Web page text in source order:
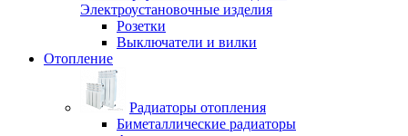
Электроустановочные изделия
Розетки
Выключатели и вилки
Отопление
Радиаторы отопления
Биметаллические радиаторы